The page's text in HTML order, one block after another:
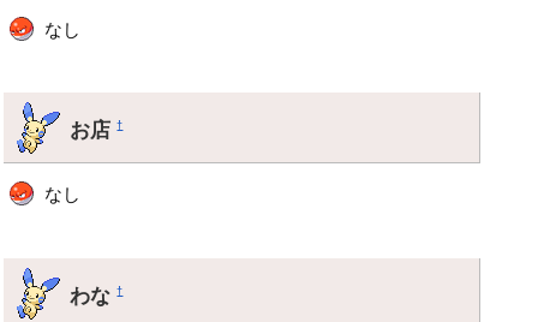
なし
お店†
なし
わな†